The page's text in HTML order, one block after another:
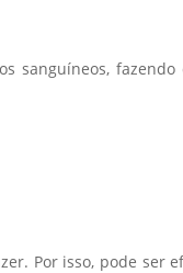
sanguíneos,
Por isso, pode ser